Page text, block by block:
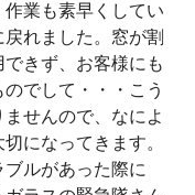
業も素早くしてい
れました。窓が割
きず、お客様にも
でして・・・こう
せんので、なによ
になってきます。
ルがあった際に